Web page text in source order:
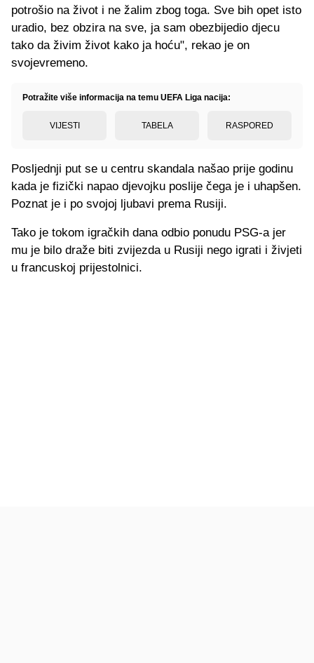
potrošio na život i ne žalim zbog toga. Sve bih opet isto
uradio, bez obzira na sve, ja sam obezbijedio djecu
tako da živim život kako ja hoću", rekao je on
svojevremeno.
Potražite više informacija na temu UEFA Liga nacija:
VIJESTI TABELA RASPORED
Posljednji put se u centru skandala našao prije godinu
kada je fizički napao djevojku poslije čega je i uhapšen.
Poznat je i po svojoj ljubavi prema Rusiji.
Tako je tokom igračkih dana odbio ponudu PSG-a jer
mu je bilo draže biti zvijezda u Rusiji nego igrati i živjeti
u francuskoj prijestolnici.